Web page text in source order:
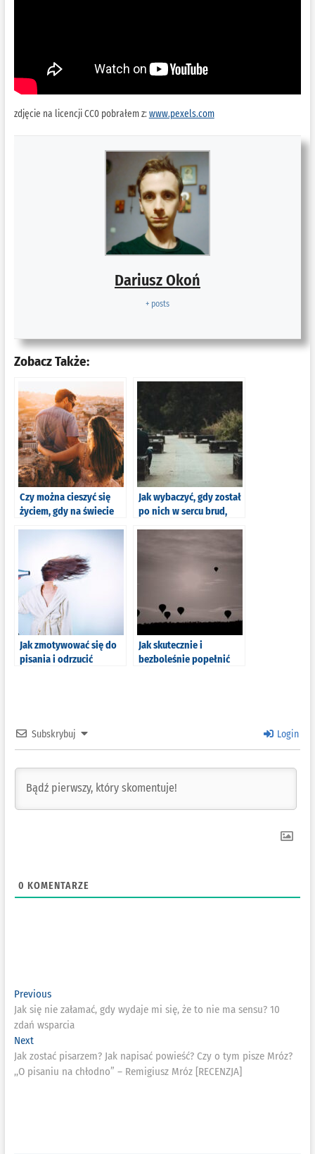
zdjęcie na licencji CC0 pobrałem z: www.pexels.com
Dariusz Okoń
+ posts
Zobacz Także:
Czy można cieszyć się
życiem, gdy na świecie
argumentów ,,za” sztuką
Jak wybaczyć, gdy został
po nich w sercu brud,
krzywdy? 8 porad
Jak zmotywować się do
pisania i odrzucić
Jak skutecznie i
bezboleśnie popełnić
Subskrybuj Login
0 KOMENTARZE
Nawigacja
wpisu
PreviousPrevious
post:
Jak się nie załamać, gdy wydaje mi się, że to nie ma sensu? 10
zdań wsparcia
NextNext
post:
Jak zostać pisarzem? Jak napisać powieść? Czy o tym pisze Mróz?
,,O pisaniu na chłodno” – Remigiusz Mróz [RECENZJA]